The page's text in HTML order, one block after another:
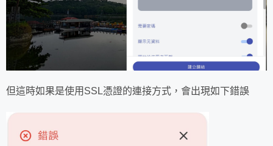
但這時如果是使用SSL憑證的連接方式，會出現如下錯誤